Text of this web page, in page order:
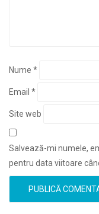
Nume *
Email *
Site web
Salvează-mi numele,
pentru data viitoare